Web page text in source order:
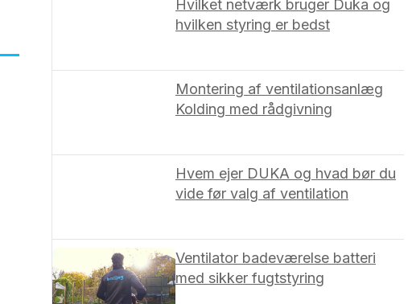
Hvilket netværk bruger Duka og
hvilken styring er bedst
Montering af ventilationsanlæg
Kolding med rådgivning
Hvem ejer DUKA og hvad bør du
vide før valg af ventilation
Ventilator badeværelse batteri
med sikker fugtstyring